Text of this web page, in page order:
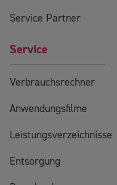
Service Partner
Service
Verbrauchsrechner
Anwendungsfilme
Leistungsverzeichnisse
Entsorgung